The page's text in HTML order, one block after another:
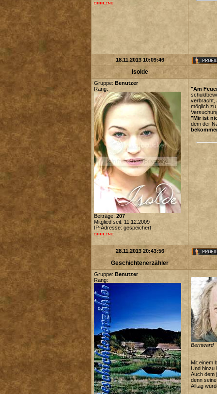
18.11.2013 10:09:46
Isolde
Gruppe: Benutzer
Rang:
Beiträge: 207
Mitglied seit: 11.12.2009
IP-Adresse: gespeichert
"Am
verbracht,
möglich
"Mir ist
dem der
28.11.2013 20:43:56
Geschichtenerzähler
Gruppe: Benutzer
Rang:
Bernward
Mit einem
Und hinzu
Auch dem
denn
Alltag